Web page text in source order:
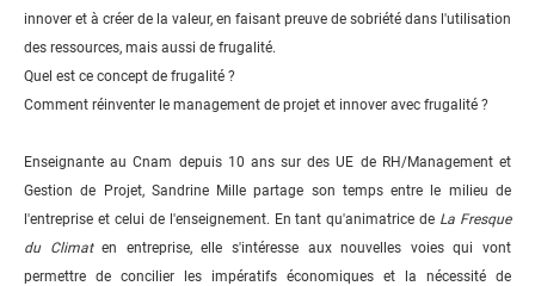
innover et à créer de la valeur, en faisant preuve de sobriété dans l'utilisation
des ressources, mais aussi de frugalité.
Quel est ce concept de frugalité ?
Comment réinventer le management de projet et innover avec frugalité ?
Enseignante au Cnam depuis 10 ans sur des UE de RH/Management et
Gestion de Projet, Sandrine Mille partage son temps entre le milieu de
l'entreprise et celui de l'enseignement. En tant qu'animatrice de La Fresque
du Climaten entreprise, elle s'intéresse aux nouvelles voies qui vont
permettre de concilier les impératifs économiques et la nécessité de